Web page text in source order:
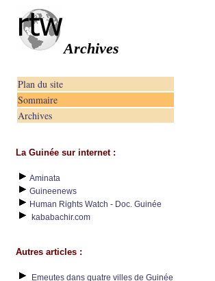
Archives
Plan du site
Sommaire
Archives
La Guinée sur internet :
Aminata
Guineenews
Human Rights Watch - Doc. Guinée
kababachir.com
Autres articles :
Emeutes dans quatre villes de Guinée